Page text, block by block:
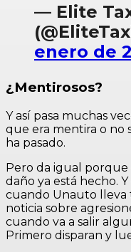
— Elite
enero de
¿Mentirosos?
Y así pasa muchas
que era mentira o no
ha pasado.
Pero da igual porque
daño ya está hecho.
cuando Unauto lleva
noticia sobre
cuando va a salir
Primero disparan y